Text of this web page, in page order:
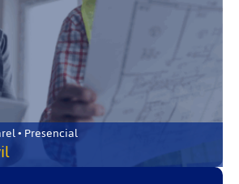
• Presencial